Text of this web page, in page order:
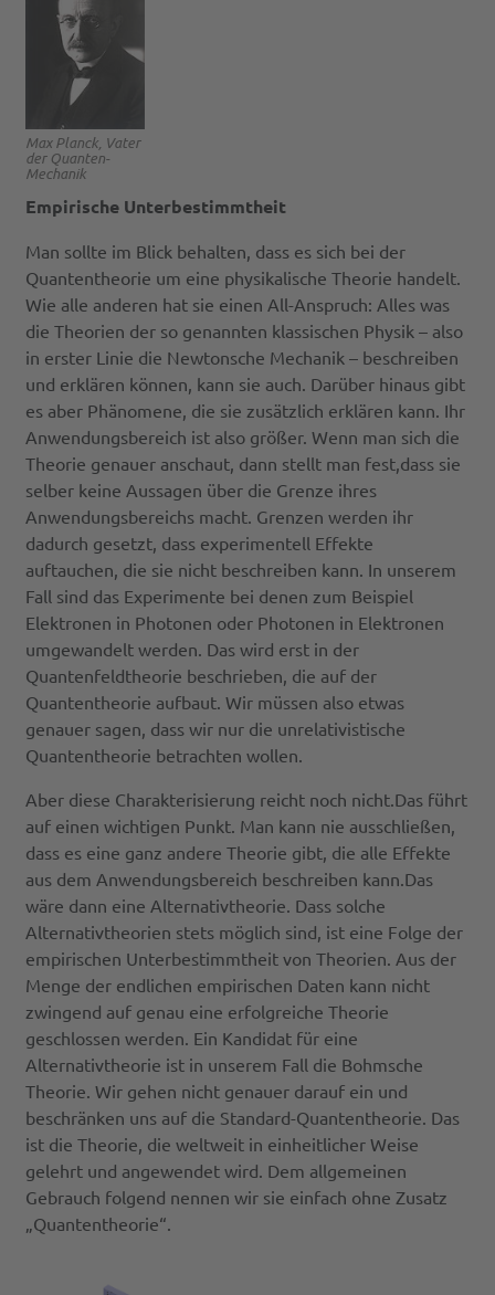
Max Planck, Vater
der Quanten-
Mechanik
Empirische Unterbestimmtheit
Man sollte im Blick behalten, dass es sich bei der
Quantentheorie um eine physikalische Theorie handelt.
Wie alle anderen hat sie einen All-Anspruch: Alles was
die Theorien der so genannten klassischen Physik – also
in erster Linie die Newtonsche Mechanik – beschreiben
und erklären können, kann sie auch. Darüber hinaus gibt
es aber Phänomene, die sie zusätzlich erklären kann. Ihr
Anwendungsbereich ist also größer. Wenn man sich die
Theorie genauer anschaut, dann stellt man fest,dass sie
selber keine Aussagen über die Grenze ihres
Anwendungsbereichs macht. Grenzen werden ihr
dadurch gesetzt, dass experimentell Effekte
auftauchen, die sie nicht beschreiben kann. In unserem
Fall sind das Experimente bei denen zum Beispiel
Elektronen in Photonen oder Photonen in Elektronen
umgewandelt werden. Das wird erst in der
Quantenfeldtheorie beschrieben, die auf der
Quantentheorie aufbaut. Wir müssen also etwas
genauer sagen, dass wir nur die unrelativistische
Quantentheorie betrachten wollen.
Aber diese Charakterisierung reicht noch nicht.Das führt
auf einen wichtigen Punkt. Man kann nie ausschließen,
dass es eine ganz andere Theorie gibt, die alle Effekte
aus dem Anwendungsbereich beschreiben kann.Das
wäre dann eine Alternativtheorie. Dass solche
Alternativtheorien stets möglich sind, ist eine Folge der
empirischen Unterbestimmtheit von Theorien. Aus der
Menge der endlichen empirischen Daten kann nicht
zwingend auf genau eine erfolgreiche Theorie
geschlossen werden. Ein Kandidat für eine
Alternativtheorie ist in unserem Fall die Bohmsche
Theorie. Wir gehen nicht genauer darauf ein und
beschränken uns auf die Standard-Quantentheorie. Das
ist die Theorie, die weltweit in einheitlicher Weise
gelehrt und angewendet wird. Dem allgemeinen
Gebrauch folgend nennen wir sie einfach ohne Zusatz
„Quantentheorie“.